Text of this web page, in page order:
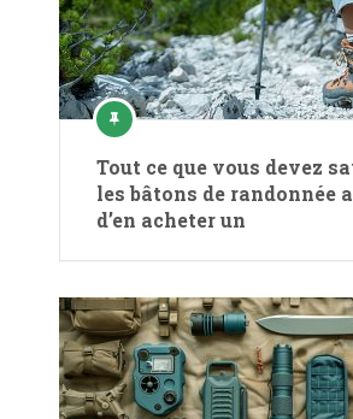
Tout ce que vous devez
les bâtons de randonnée
d’en acheter un